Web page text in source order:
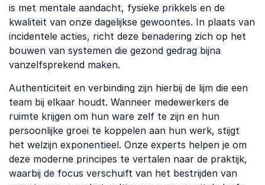
is met mentale aandacht, fysieke prikkels en de
kwaliteit van onze dagelijkse gewoontes. In plaats van
incidentele acties, richt deze benadering zich op het
bouwen van systemen die gezond gedrag bijna
vanzelfsprekend maken.
Authenticiteit en verbinding zijn hierbij de lijm die een
team bij elkaar houdt. Wanneer medewerkers de
ruimte krijgen om hun ware zelf te zijn en hun
persoonlijke groei te koppelen aan hun werk, stijgt
het welzijn exponentieel. Onze experts helpen je om
deze moderne principes te vertalen naar de praktijk,
waarbij de focus verschuift van het bestrijden van